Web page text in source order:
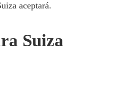
aceptará.
Suiza